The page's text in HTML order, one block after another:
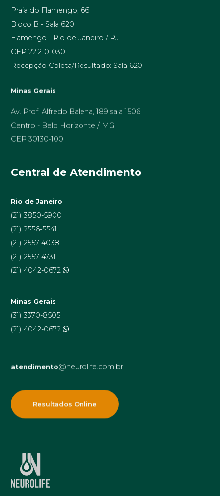
Praia do Flamengo, 66
Bloco B - Sala 620
Flamengo - Rio de Janeiro / RJ
CEP 22.210-030
Recepção Coleta/Resultado: Sala 620
Minas Gerais
Av. Prof. Alfredo Balena, 189 sala 1506
Centro - Belo Horizonte / MG
CEP 30130-100
Central de Atendimento
Rio de Janeiro
(21) 3850-5900
(21) 2556-5541
(21) 2557-4038
(21) 2557-4731
(21) 4042-0672
Minas Gerais
(31) 3370-8505
(21) 4042-0672
atendimento@neurolife.com.br
Resultados Online